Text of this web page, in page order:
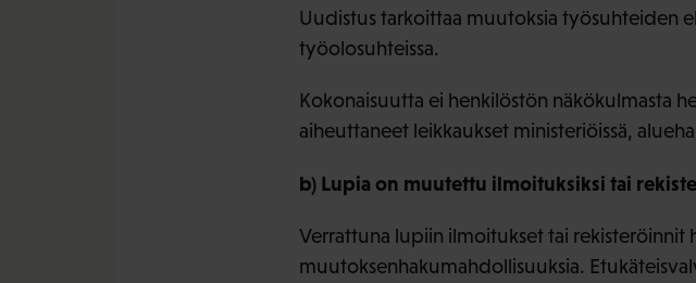
Uudistus tarkoittaa muutoksia työsuhteiden
työolosuhteissa.
Kokonaisuutta ei henkilöstön näkökulmasta
aiheuttaneet leikkaukset ministeriöissä,
b) Lupia on muutettu ilmoituksiksi tai
Verrattuna lupiin ilmoitukset tai rekisteröinnit
muutoksenhakumahdollisuuksia.